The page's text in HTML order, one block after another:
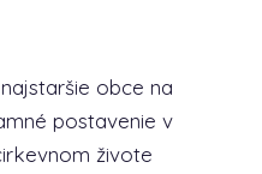
obce na
postavenie v
živote